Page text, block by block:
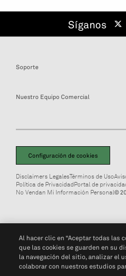
Síganos
Soporte
Nuestro Equipo Comercial
Configuración de cookies
Disclaimers LegalesTérminos de Uso
Política de PrivacidadPortal de
No Vendan Mi Información Personal©
Al hacer clic en “Aceptar todas las
que las cookies se guarden en su
la navegación del sitio, analizar el
colaborar con nuestros estudios